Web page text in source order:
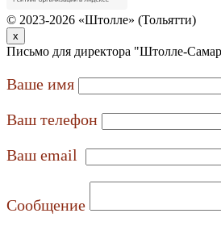
© 2023-2026 «Штолле» (Тольятти)
x
Письмо для директора "Штолле-
Ваше имя
Ваш телефон
Ваш email
Сообщение